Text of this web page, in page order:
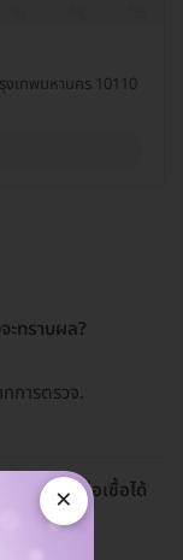
งเทพมหานคร 10110
ะทราบผล?
การตรวจ.
าความไวต่อเชื้อได้
×